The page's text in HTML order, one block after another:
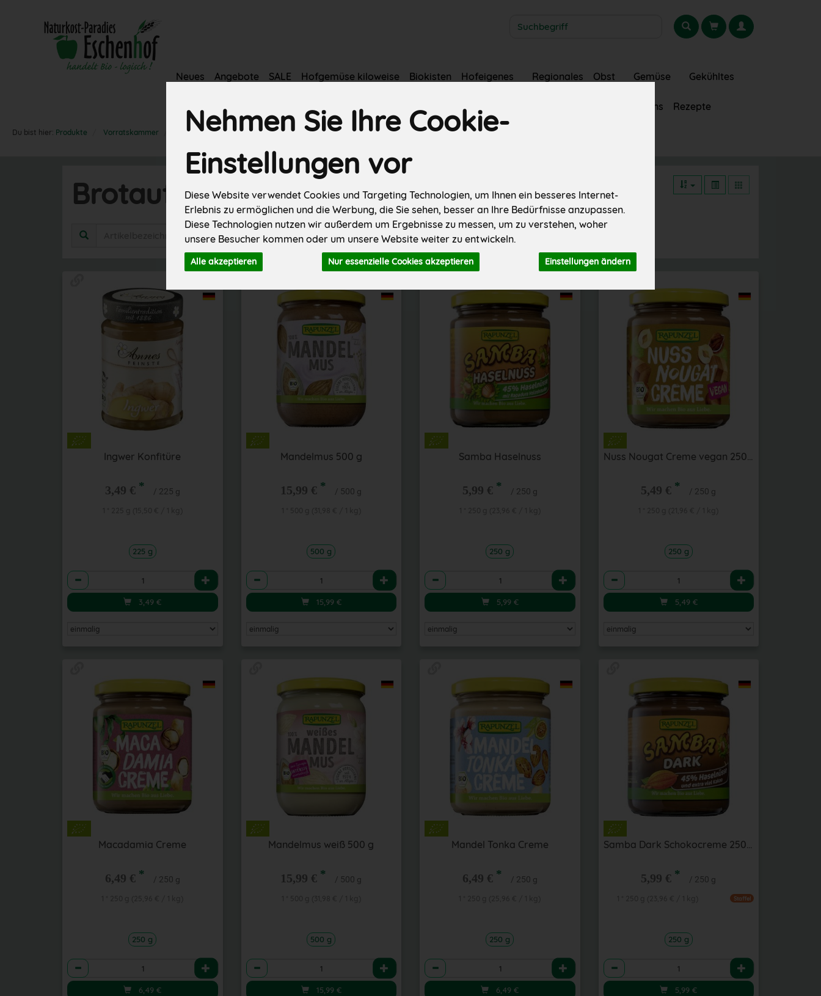
Nehmen Sie Ihre Cookie-
Einstellungen vor
Diese Website verwendet Cookies und Targeting Technologien, um Ihnen ein besseres Internet-
Erlebnis zu ermöglichen und die Werbung, die Sie sehen, besser an Ihre Bedürfnisse anzupassen.
Diese Technologien nutzen wir außerdem um Ergebnisse zu messen, um zu verstehen, woher
unsere Besucher kommen oder um unsere Website weiter zu entwickeln.
Alle akzeptieren Nur essenzielle Cookies akzeptieren Einstellungen ändern
Neues Angebote SALE Hofgemüse kiloweise Biokisten Hofeigenes Regionales Obst Gemüse Gekühltes
Vorratskammer Fleisch & Wurst Backwaren Über uns Rezepte
Du bist hier: Produkte Vorratskammer Brotaufstriche süß
Brotaufstriche süß 21 von 845
Hersteller Ernährung Allergene
Ingwer Konfitüre
3,49 € * / 225 g
225 g
Anzahl
3,49€
Mandelmus 500 g
15,99 € * / 500 g
500 g
Anzahl
15,99 €
Samba Haselnuss
5,99 € * / 250 g
250 g
Anzahl
5,99 €
Nuss Nougat Creme vegan 250 g
5,49 € * / 250 g
250 g
Anzahl
5,49 €
Macadamia Creme
6,49 € * / 250 g
250 g
Anzahl
6,49€
Mandelmus weiß 500 g
15,99 € * / 500 g
500 g
Anzahl
15,99 €
Mandel Tonka Creme
6,49 € * / 250 g
250 g
Anzahl
6,49€
Samba Dark Schokocreme 250 g
5,99 € * / 250 g
Staffel
250 g
Anzahl
5,99€